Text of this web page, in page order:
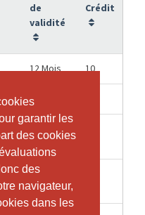
garantir les
des cookies
des
navigateur,
dans les
garantir les
des cookies
des
navigateur,
dans les
de
validité
Crédit
12 Mois 10
5 Mois
1 Jours
1
Semaines